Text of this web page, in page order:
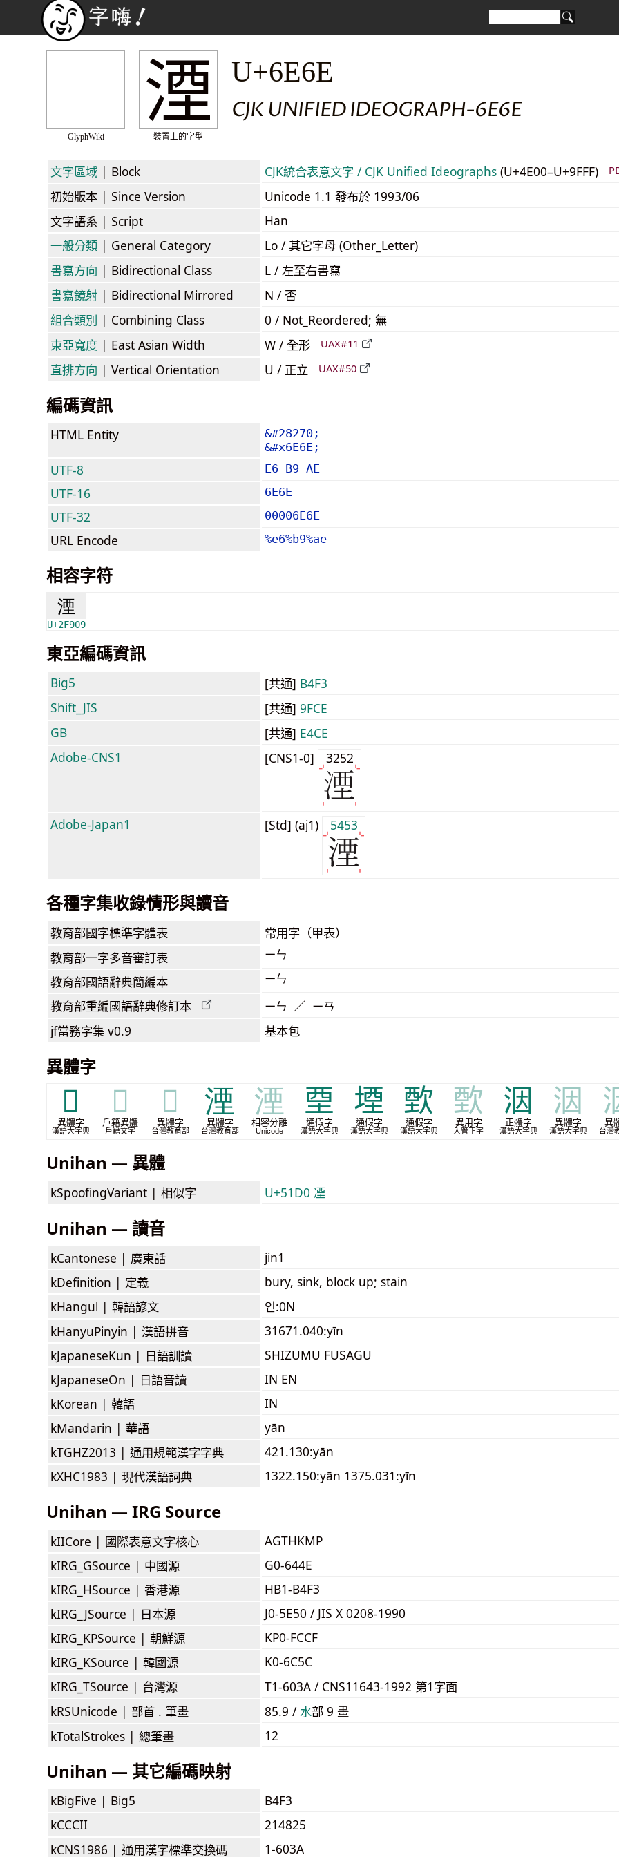
GlyphWiki
湮
裝置上的字型
U+6E6E
CJK UNIFIED IDEOGRAPH-6E6E
文字區域 | Block CJK統合表意文字 / CJK Unified Ideographs (U+4E00–U+9FFF)
初始版本 | Since Version
Unicode 1.1 發布於 1993/06
文字語系 | Script
Han
一般分類 | General Category
Lo / 其它字母 (Other_Letter)
書寫方向 | Bidirectional Class
L / 左至右書寫
書寫鏡射 | Bidirectional Mirrored
N / 否
組合類別 | Combining Class
0 / Not_Reordered; 無
東亞寬度 | East Asian Width W / 全形 UAX#11
直排方向 | Vertical Orientation U / 正立 UAX#50
編碼資訊
HTML Entity
&#28270;
&#x6E6E;
UTF-8 E6 B9 AE
UTF-16 6E6E
UTF-32 00006E6E
URL Encode %e6%b9%ae
相容字符
湮
U+2F909
東亞編碼資訊
Big5 [共通] B4F3
Shift_JIS
[共通] 9FCE
GB
[共通] E4CE
Adobe-CNS1
[CNS1-0] 3252
Adobe-Japan1 [Std] (aj1) 5453
各種字集收錄情形與讀音
教育部國字標準字體表 常用字（甲表）
教育部一字多音審訂表 ㄧㄣ
教育部國語辭典簡編本 ㄧㄣ
教育部重編國語辭典修訂本 ㄧㄣ ／ ㄧㄢ
jf當務字集 v0.9 基本包
異體字
𣽔
異體字
漢語大字典
𣽔
戶籍異體
戶籍文字
𣽔
異體字
台灣教育部
湮
異體字
台灣教育部
湮
相容分離
Unicode
垔
通假字
漢語大字典
堙
通假字
漢語大字典
歅
通假字
漢語大字典
歅
異用字
入管正字
洇
正體字
漢語大字典
洇
異體字
漢語大字典
異
台灣
Unihan — 異體
kSpoofingVariant | 相似字 U+51D0 凐
Unihan — 讀音
kCantonese | 廣東話
jin1
kDefinition | 定義
bury, sink, block up; stain
kHangul | 韓語諺文
인:0N
kHanyuPinyin | 漢語拼音
31671.040:yīn
kJapaneseKun | 日語訓讀
SHIZUMU FUSAGU
kJapaneseOn | 日語音讀
IN EN
kKorean | 韓語
IN
kMandarin | 華語
yān
kTGHZ2013 | 通用規範漢字字典
421.130:yān
kXHC1983 | 現代漢語詞典 1322.150:yān 1375.031:yīn
Unihan — IRG Source
kIICore | 國際表意文字核心
AGTHKMP
kIRG_GSource | 中國源
G0-644E
kIRG_HSource | 香港源
HB1-B4F3
kIRG_JSource | 日本源
J0-5E50 / JIS X 0208-1990
kIRG_KPSource | 朝鮮源
KP0-FCCF
kIRG_KSource | 韓國源
K0-6C5C
kIRG_TSource | 台灣源
T1-603A / CNS11643-1992 第1字面
kRSUnicode | 部首 . 筆畫 85.9 / ⽔部 9 畫
kTotalStrokes | 總筆畫 12
Unihan — 其它編碼映射
kBigFive | Big5
B4F3
kCCCII
214825
kCNS1986 | 通用漢字標準交換碼 1-603A